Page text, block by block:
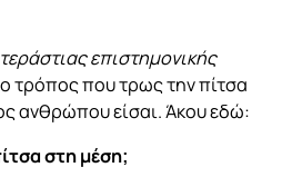
τεράστιας επιστημονικής
τρόπος που τρως την πίτσα
ανθρώπου είσαι. Άκου εδώ:
στη μέση;